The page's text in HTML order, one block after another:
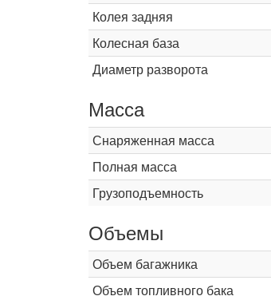
Колея задняя
Колесная база
Диаметр разворота
Масса
Снаряженная масса
Полная масса
Грузоподъемность
Объемы
Объем багажника
Объем топливного бака